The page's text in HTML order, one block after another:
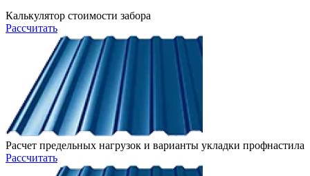
Калькулятор стоимости забора
Рассчитать
Расчет предельных нагрузок и варианты укладки профнастила
Рассчитать